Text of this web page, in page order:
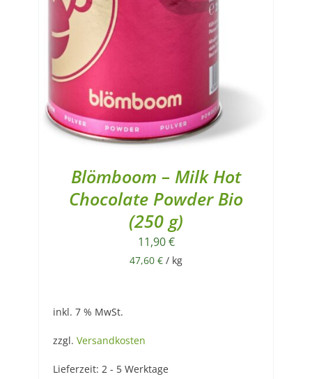
Blömboom – Milk Hot
Chocolate Powder Bio
(250 g)
11,90€
47,60 € / kg
inkl. 7 % MwSt.
zzgl. Versandkosten
Lieferzeit: 2 - 5 Werktage